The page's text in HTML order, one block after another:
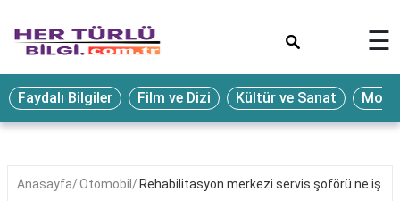
Eğitim
Ekonomi
Seyahat
☰
Faydalı Bilgiler Film ve Dizi Kültür ve Sanat
Anasayfa Otomobil Rehabilitasyon merkezi servis şoförü ne iş